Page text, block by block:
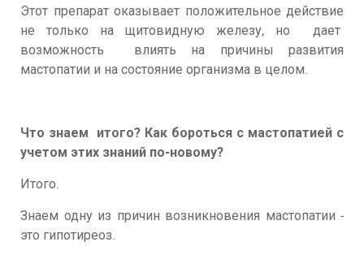
Этот препарат оказывает положительное действие
не только на щитовидную железу, но дает
возможность влиять на причины развития
мастопатии и на состояние организма в целом.
Что знаем итого? Как бороться с мастопатией с
учетом этих знаний по-новому?
Итого.
Знаем одну из причин возникновения мастопатии -
это гипотиреоз.